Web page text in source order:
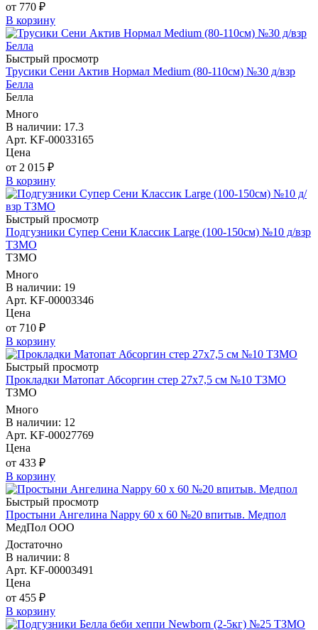
от 770 ₽
В корзину
Быстрый просмотр
Трусики Сени Актив Нормал Medium (80-110см) №30 д/взр
Белла
Белла
Много
В наличии: 17.3
Арт. KF-00033165
Цена
от 2 015 ₽
В корзину
Быстрый просмотр
Подгузники Супер Сени Классик Large (100-150см) №10 д/взр
ТЗМО
ТЗМО
Много
В наличии: 19
Арт. KF-00003346
Цена
от 710 ₽
В корзину
Быстрый просмотр
Прокладки Матопат Абсоргин стер 27х7,5 см №10 ТЗМО
ТЗМО
Много
В наличии: 12
Арт. KF-00027769
Цена
от 433 ₽
В корзину
Быстрый просмотр
Простыни Ангелина Nappy 60 х 60 №20 впитыв. Медпол
МедПол ООО
Достаточно
В наличии: 8
Арт. KF-00003491
Цена
от 455 ₽
В корзину